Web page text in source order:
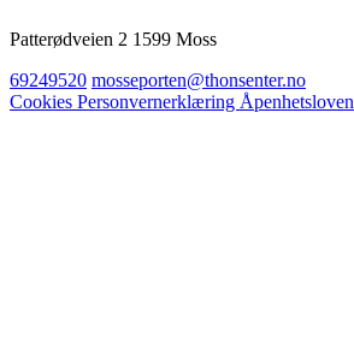
Patterødveien 2 1599 Moss
69249520 mosseporten@thonsenter.no
Cookies Personvernerklæring Åpenhetsloven